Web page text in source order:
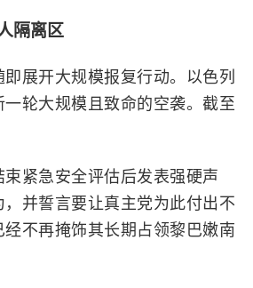
隔离区
展开大规模报复行动。以色列
轮大规模且致命的空袭。截至
紧急安全评估后发表强硬声
并誓言要让真主党为此付出不
不再掩饰其长期占领黎巴嫩南